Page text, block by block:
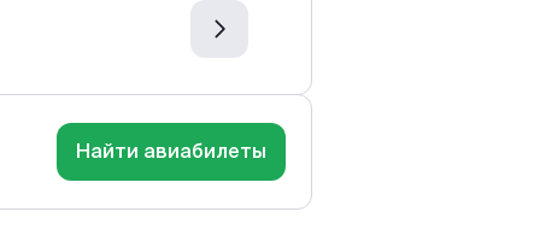
Найти авиабилеты